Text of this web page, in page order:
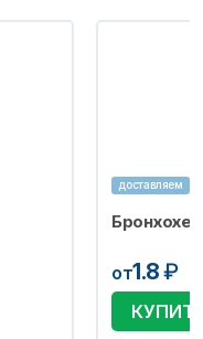
доставляем
от1.8₽